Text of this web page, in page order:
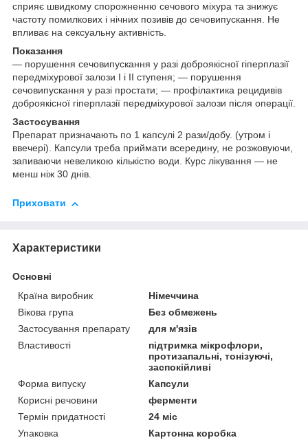
сприяє швидкому спорожненню сечового міхура та знижує
частоту помилкових і нічних позивів до сечовипускання. Не
впливає на сексуальну активність.
Показання
— порушення сечовипускання у разі доброякісної гіперплазії
передміхурової залози I і II ступеня; — порушення
сечовипускання у разі простати; — профілактика рецидивів
доброякісної гіперплазії передміхурової залози після операції.
Застосування
Препарат призначають по 1 капсулі 2 рази/добу. (утром і
ввечері). Капсули треба приймати всередину, не розжовуючи,
запиваючи невеликою кількістю води. Курс лікування — не
менш ніж 30 днів.
Приховати
Характеристики
Основні
Країна виробник
Німеччина
Вікова група
Без обмежень
Застосування препарату
для м'язів
Властивості
підтримка мікрофлори,
протизапальні, тонізуючі,
заспокійливі
Форма випуску
Капсули
Корисні речовини
ферменти
Термін придатності
24 міс
Упаковка
Картонна коробка